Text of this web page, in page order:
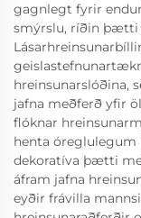
gagnlegt fyrir
smýrslu, ríðin þætti
hreinsunarslóðina,
jafna meðferð yfir
flóknar
henta
dekoratíva þætti
áfram jafna
eyðir frávilla